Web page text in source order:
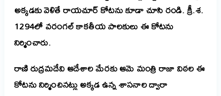
అక్కడకు వెళితే రాయచూర్ కోటను కూడా చూసి రండి.క్రీ.శ.
1294లో వరంగల్ కాకతీయ పాలకులు ఈ కోటను
నిర్మించారు.
రాణి రుద్రమదేవి ఆదేశాల మేరకు ఆమె మంత్రి రాజా విఠల ఈ
కోటను నిర్మించినట్లు అక్కడ ఉన్న శాసనాల ద్వారా